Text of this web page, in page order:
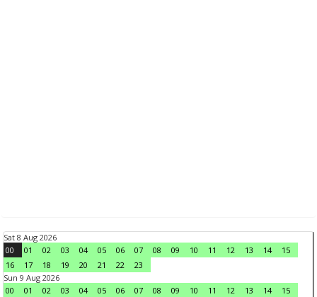
Sat 8 Aug 2026
00
01 02 03 04 05 06 07 08 09 10 11 12 13 14
15
16
17 18 19 20 21 22
23
Sun 9 Aug 2026
00
01 02 03 04 05 06 07 08 09 10 11 12 13 14
15